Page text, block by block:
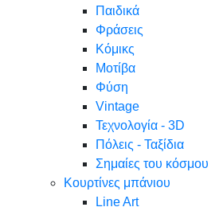
Παιδικά
Φράσεις
Κόμικς
Μοτίβα
Φύση
Vintage
Τεχνολογία - 3D
Πόλεις - Ταξίδια
Σημαίες του κόσμου
Κουρτίνες μπάνιου
Line Art